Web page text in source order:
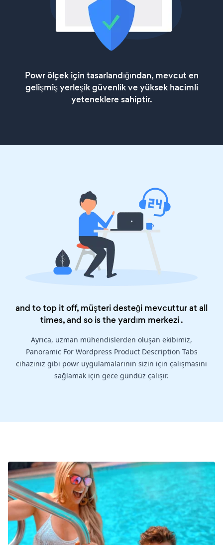
Powr ölçek için tasarlandığından, mevcut en
gelişmiş yerleşik güvenlik ve yüksek hacimli
yeteneklere sahiptir.
and to top it off, müşteri desteği mevcuttur at all
times, and so is theyardım merkezi.
Ayrıca, uzman mühendislerden oluşan ekibimiz,
Panoramic For Wordpress Product Description Tabs
cihazınız gibi powr uygulamalarının sizin için çalışmasını
sağlamak için gece gündüz çalışır.